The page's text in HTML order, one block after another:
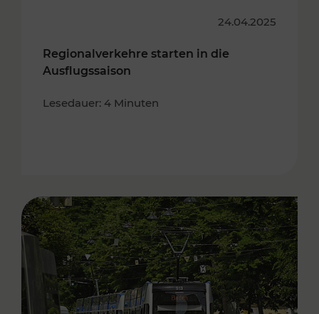
24.04.2025
Regionalverkehre starten in die
Ausflugssaison
Lesedauer: 4 Minuten